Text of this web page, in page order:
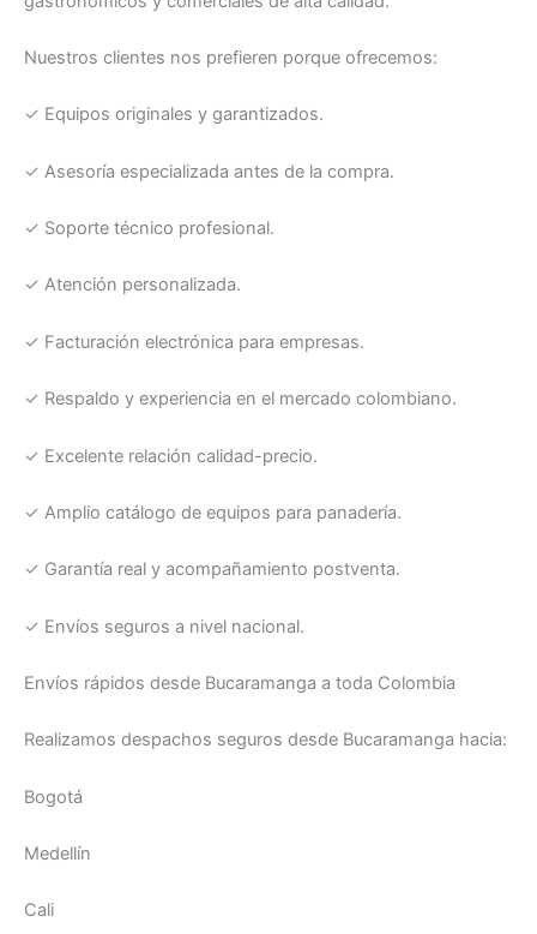
Nuestros clientes nos prefieren porque ofrecemos:
✓ Equipos originales y garantizados.
✓ Asesoría especializada antes de la compra.
✓ Soporte técnico profesional.
✓ Atención personalizada.
✓ Facturación electrónica para empresas.
✓ Respaldo y experiencia en el mercado colombiano.
✓ Excelente relación calidad-precio.
✓ Amplio catálogo de equipos para panadería.
✓ Garantía real y acompañamiento postventa.
✓ Envíos seguros a nivel nacional.
Envíos rápidos desde Bucaramanga a toda Colombia
Realizamos despachos seguros desde Bucaramanga hacia:
Bogotá
Medellín
Cali